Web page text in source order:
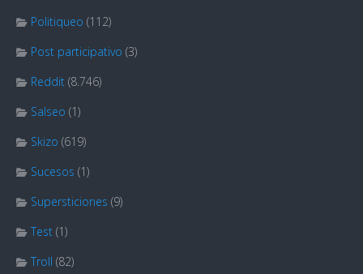
Politiqueo (112)
Post participativo (3)
Reddit (8.746)
Salseo (1)
Skizo (619)
Sucesos (1)
Supersticiones (9)
Test (1)
Troll (82)